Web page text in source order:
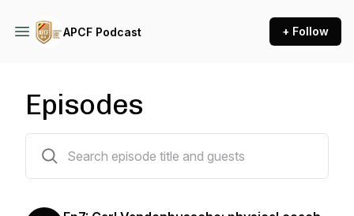
APCF Podcast + Follow
Episodes